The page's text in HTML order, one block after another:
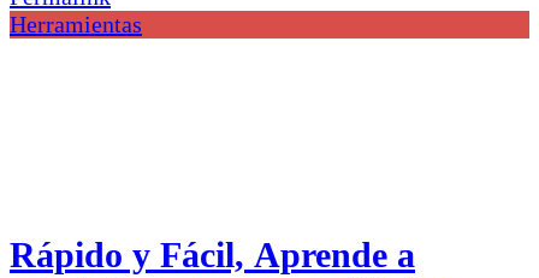
Herramientas
Rápido y Fácil, Aprende a